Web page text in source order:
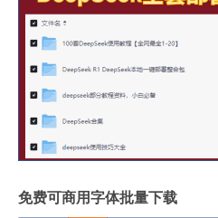
免费可商用字体批量下载